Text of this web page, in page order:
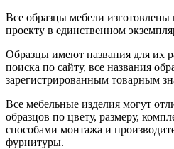
Все образцы мебели
проекту в единственном
Образцы имеют названия для их
поиска по сайту, все названия
зарегистрированным товарным
Все мебельные изделия могут
образцов по цвету, размеру,
способами монтажа и
фурнитуры.